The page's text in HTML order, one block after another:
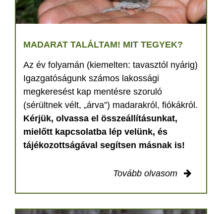
MADARAT TALÁLTAM! MIT TEGYEK?
Az év folyamán (kiemelten: tavasztól nyárig)
Igazgatóságunk számos lakossági
megkeresést kap mentésre szoruló
(sérültnek vélt, „árva”) madarakról, fiókákról.
Kérjük, olvassa el összeállításunkat,
mielőtt kapcsolatba lép velünk, és
tájékozottságával segítsen másnak is!
Tovább olvasom